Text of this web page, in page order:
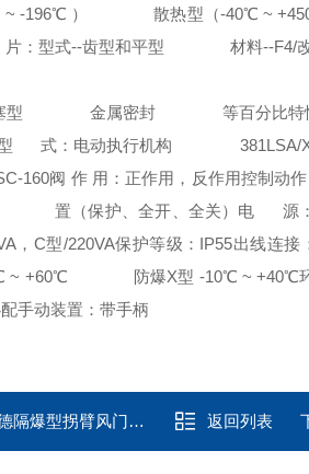
） 散热型（-40℃ ~
：型式--齿型和平型 材料--F4/改性
金属密封等百分比特性
式：电动执行机构 381LSA/XA-
160阀 作 用：正作用，反作用控制动
（保护、全开、全关） 电 源：
，C型/220VA保护等级：IP55出线连接
+60℃ 防爆X型 -10℃ ~ +40℃
手动装置：带手柄
风门角行程电动执行器 返回列表